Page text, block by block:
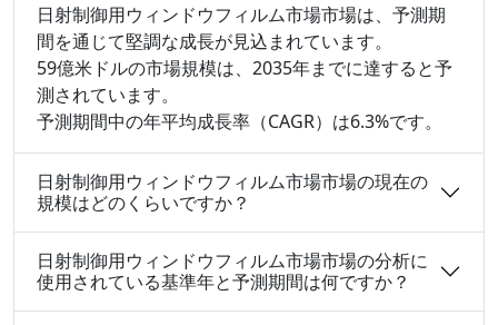
日射制御用ウィンドウフィルム市場市場は、予測期
間を通じて堅調な成長が見込まれています。
59億米ドルの市場規模は、2035年までに達すると予
測されています。
予測期間中の年平均成長率（CAGR）は6.3%です。
日射制御用ウィンドウフィルム市場市場の現在の
規模はどのくらいですか？
日射制御用ウィンドウフィルム市場市場の分析に
使用されている基準年と予測期間は何ですか？